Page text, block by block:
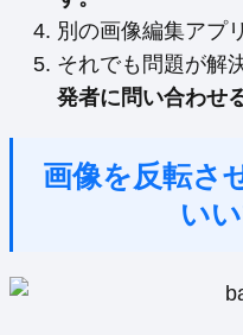
別の画像編集アプ
それでも問題が解
発者に問い合わせ
画像を反転さ
い